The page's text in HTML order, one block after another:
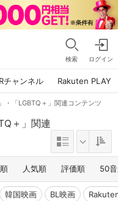
検索 ログイン
Rチャンネル Rakuten PLAY
・「LGBTQ＋」関連コンテンツ
＋」関連
人気順 評価順 50
韓国映画 BL映画